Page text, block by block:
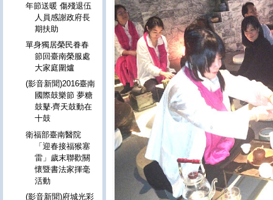
年節送暖 傷殘退伍
人員感謝政府長
期扶助
單身獨居榮民眷春
節回臺南榮服處
大家庭圍爐
(影音新聞)2016臺南
國際鼓樂節 夢糖
鼓鼕‧齊天鼓動在
十鼓
衛福部臺南醫院
「迎春接福猴塞
雷」歲末聯歡關
懷暨書法家揮毫
活動
(影音新聞)府城光彩